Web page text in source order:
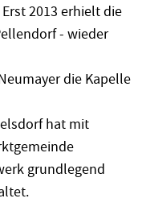
2013 erhielt die
- wieder
die Kapelle
hat mit
grundlegend